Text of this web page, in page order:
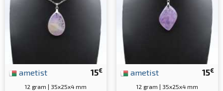
15€
ametist
12 gram | 35x25x4 mm
15€
ametist
12 gram | 35x25x4 mm